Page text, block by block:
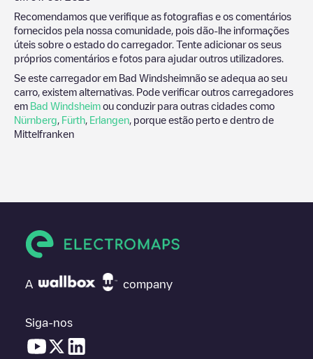
Recomendamos que verifique as fotografias e os comentários
fornecidos pela nossa comunidade, pois dão-lhe informações
úteis sobre o estado do carregador. Tente adicionar os seus
próprios comentários e fotos para ajudar outros utilizadores.
Se este carregador em Bad Windsheimnão se adequa ao seu
carro, existem alternativas. Pode verificar outros carregadores
em Bad Windsheim ou conduzir para outras cidades como
Nürnberg Fürth Erlangen , porque estão perto e dentro de
Mittelfranken
A company
Siga-nos